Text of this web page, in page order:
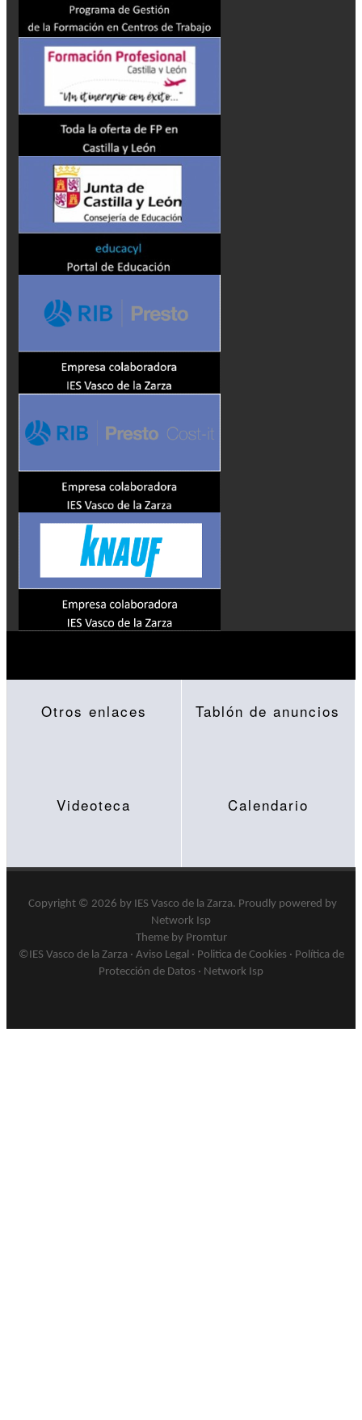
Otros enlaces Tablón de anuncios
Videoteca Calendario
Copyright © 2026 by IES Vasco de la Zarza. Proudly powered by
Network Isp
Theme by Promtur
©IES Vasco de la Zarza · Aviso Legal· Politica de Cookies · Política de
Protección de Datos · Network Isp